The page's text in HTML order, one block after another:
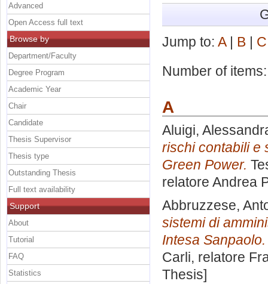
Jump to: A| B C
Number of
A
Aluigi,
rischi contabili e
Green Power.
relatore Andrea
Abbruzzese,
sistemi di
Intesa Sanpaolo.
Carli, relatore
Thesis]
Advanced
Open Access full text
Browse by
Department/Faculty
Degree Program
Academic Year
Chair
Candidate
Thesis Supervisor
Thesis type
Outstanding Thesis
Full text availability
Support
About
Tutorial
FAQ
Statistics